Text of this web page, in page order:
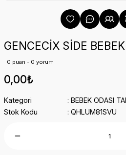
GENCECİX SİDE
0 puan - 0 yorum
0,00₺
Kategori BEBEK ODASI
Stok Kodu
QHLUM81SVU